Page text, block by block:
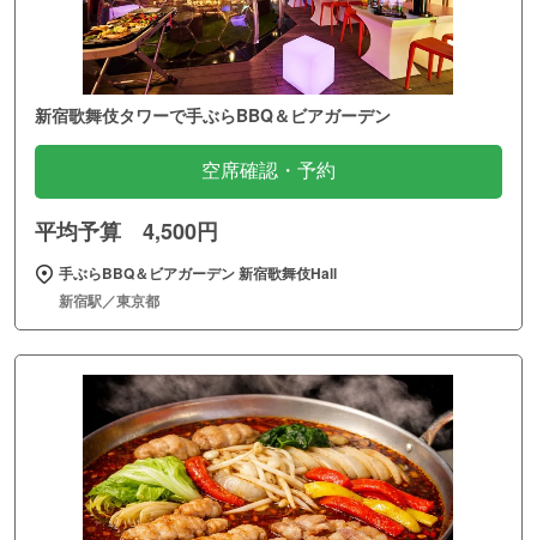
新宿歌舞伎タワーで手ぶらBBQ＆ビアガーデン
空席確認・予約
平均予算 4,500円
手ぶらBBQ＆ビアガーデン 新宿歌舞伎Hall
新宿駅／東京都